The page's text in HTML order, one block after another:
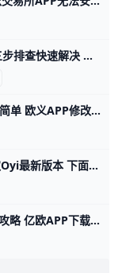
欧亿APP登录不上怎么办？三步排查快速解决 如果你用的是O易（ouyi）App，发现“登录不了”，不要急着重装或换设备，大多数问题都是网络、账号信息或App本身导致的。只要按照下面的步骤一步步排查，通常就能很快恢复正常登录。下面用通俗的语言，一句句说清楚怎么操作。
鸥易APP改交易密码3分钟搞定！安全又简单 欧义APP修改交易密码全攻略 鸥易APP的交易密码就像你钱包的钥匙锁，用来保护买币、卖币和提现操作。举个例子，如果你设置密码为“Abc123!@”，它包含字母、数字和符号，就很安全。定期改密码能防止别人偷用你的账户，官方建议每3个月换一次。
鸥易APP最新版下载指南 - 快速获取Oyi最新版本 下面提供一个简洁且易读的中文博客段落版指南，聚焦如何下载最新版的欧交易所APP（ouyi），并包含数据点、实例和清晰的步骤，便于读者快速操作。
亿欧APP下载教程：2026最新版安装全攻略 亿欧APP下载安装教程：怎么下载最新版亿欧APP？ 亿欧APP是科技产业投资领域的专业工具，每天更新超过500条行业资讯和100份研究报告，帮助用户跟踪独角兽企业动态。 比如，你可以查看新能源汽车和AI领域的最新投资数据，界面简洁易用。 下面一步步教你下载安装，确保安全快速。qq+1